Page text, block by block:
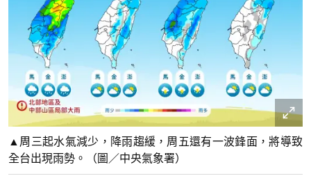
▲周三起水氣減少，降雨趨緩，周五還有一波鋒面，將導致
全台出現雨勢。（圖／中央氣象署）